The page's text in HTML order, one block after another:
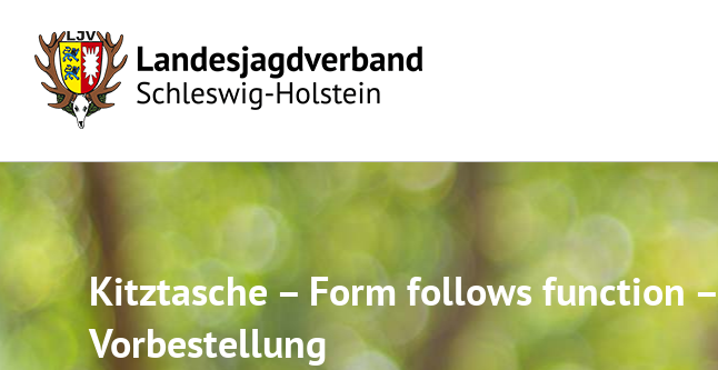
content
Kitztasche – Form follows function –
Vorbestellung